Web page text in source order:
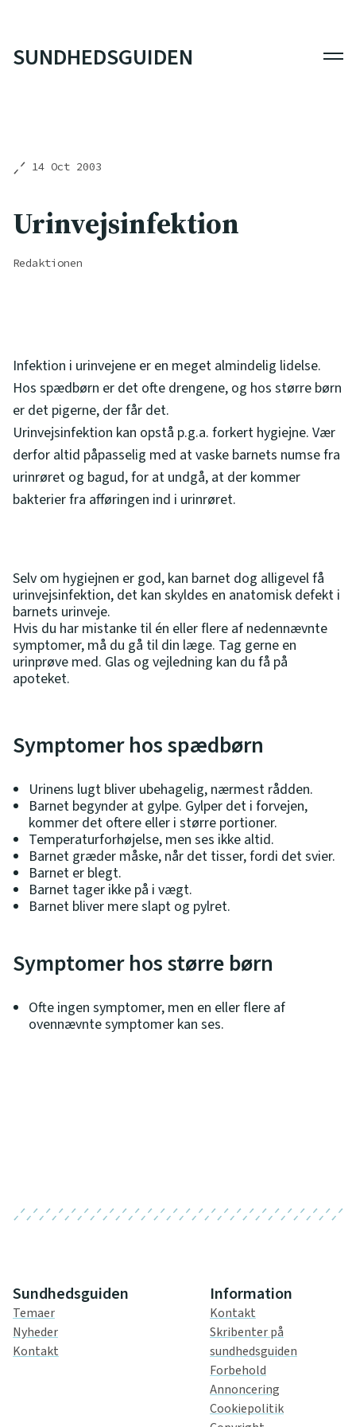
SUNDHEDSGUIDEN
14 Oct 2003
Urinvejsinfektion
Redaktionen
Infektion i urinvejene er en meget almindelig lidelse.
Hos spædbørn er det ofte drengene, og hos større børn
er det pigerne, der får det.
Urinvejsinfektion kan opstå p.g.a. forkert hygiejne. Vær
derfor altid påpasselig med at vaske barnets numse fra
urinrøret og bagud, for at undgå, at der kommer
bakterier fra afføringen ind i urinrøret.
Selv om hygiejnen er god, kan barnet dog alligevel få
urinvejsinfektion, det kan skyldes en anatomisk defekt i
barnets urinveje.
Hvis du har mistanke til én eller flere af nedennævnte
symptomer, må du gå til din læge. Tag gerne en
urinprøve med. Glas og vejledning kan du få på
apoteket.
Symptomer hos spædbørn
Urinens lugt bliver ubehagelig, nærmest rådden.
Barnet begynder at gylpe. Gylper det i forvejen,
kommer det oftere eller i større portioner.
Temperaturforhøjelse, men ses ikke altid.
Barnet græder måske, når det tisser, fordi det svier.
Barnet er blegt.
Barnet tager ikke på i vægt.
Barnet bliver mere slapt og pylret.
Symptomer hos større børn
Ofte ingen symptomer, men en eller flere af
ovennævnte symptomer kan ses.
Sundhedsguiden
Temaer
Nyheder
Kontakt
Information
Kontakt
Skribenter på
sundhedsguiden
Forbehold
Annoncering
Cookiepolitik